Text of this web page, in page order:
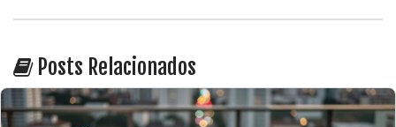
Posts Relacionados